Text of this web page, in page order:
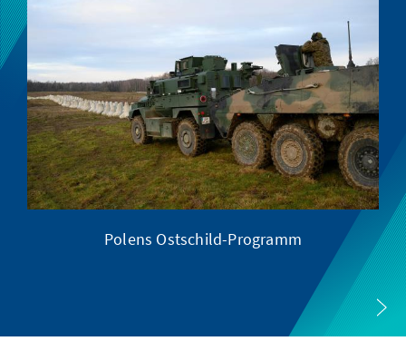
Polens Ostschild-Programm